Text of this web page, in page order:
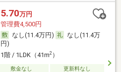
5.70万円
管理費4,500円
なし(11.4万円)
なし(11.4万
円)
1階 / 1LDK（41m2）
敷金なし 更新料なし